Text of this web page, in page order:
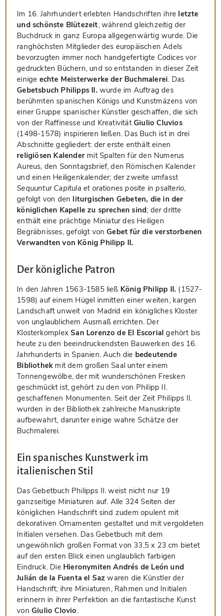
Im 16. Jahrhundert erlebten Handschriften ihre letzte
und schönste Blütezeit, während gleichzeitig der
Buchdruck in ganz Europa allgegenwärtig wurde. Die
ranghöchsten Mitglieder des europäischen Adels
bevorzugten immer noch handgefertigte Codices vor
gedruckten Büchern, und so entstanden in dieser Zeit
einige echte Meisterwerke der Buchmalerei. Das
Gebetsbuch Philipps II. wurde im Auftrag des
berühmten spanischen Königs und Kunstmäzens von
einer Gruppe spanischer Künstler geschaffen, die sich
von der Raffinesse und KreativitätGiulio Cluvios
(1498-1578) inspirieren ließen. Das Buch ist in drei
Abschnitte gegliedert: der erste enthält einen
religiösen Kalendermit Spalten für den Numerus
Aureus, den Sonntagsbrief, den Römischen Kalender
und einen Heiligenkalender; der zweite umfasst
Sequuntur Capitula et orationes posite in psalterio,
gefolgt von den liturgischen Gebeten, die in der
königlichen Kapelle zu sprechen sind; der dritte
enthält eine prächtige Miniatur des Heiligen
Begräbnisses, gefolgt vonGebet für die verstorbenen
Verwandten von König Philipp II.
Der königliche Patron
In den Jahren 1563-1585 ließ König Philipp II. (1527-
1598) auf einem Hügel inmitten einer weiten, kargen
Landschaft unweit von Madrid ein königliches Kloster
von unglaublichem Ausmaß errichten. Der
KlosterkomplexSan Lorenzo de El Escorial gehört bis
heute zu den beeindruckendsten Bauwerken des 16.
Jahrhunderts in Spanien. Auch die bedeutende
Bibliothek mit dem großen Saal unter einem
Tonnengewölbe, der mit wunderschönen Fresken
geschmückt ist, gehört zu den von Philipp II.
geschaffenen Monumenten. Seit der Zeit Philipps II.
wurden in der Bibliothek zahlreiche Manuskripte
aufbewahrt, darunter einige wahre Schätze der
Buchmalerei.
Ein spanisches Kunstwerk im
italienischen Stil
Das Gebetbuch Philipps II. weist nicht nur 19
ganzseitige Miniaturen auf. Alle 324 Seiten der
königlichen Handschrift sind zudem opulent mit
dekorativen Ornamenten gestaltet und mit vergoldeten
Initialen versehen. Das Gebetbuch mit dem
ungewöhnlich großen Format von 33,5 x 23 cm bietet
auf den ersten Blick einen unglaublich farbigen
Eindruck. Die Hieronymiten Andrés de León und
Julián de la Fuenta el Saz waren die Künstler der
Handschrift; ihre Miniaturen, Rahmen und Initialen
erinnern in ihrer Perfektion an die fantastische Kunst
vonGiulio Clovio.